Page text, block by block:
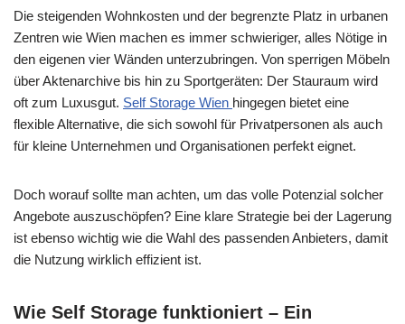
Die steigenden Wohnkosten und der begrenzte Platz in urbanen
Zentren wie Wien machen es immer schwieriger, alles Nötige in
den eigenen vier Wänden unterzubringen. Von sperrigen Möbeln
über Aktenarchive bis hin zu Sportgeräten: Der Stauraum wird
oft zum Luxusgut. Self Storage Wien hingegen bietet eine
flexible Alternative, die sich sowohl für Privatpersonen als auch
für kleine Unternehmen und Organisationen perfekt eignet.
Doch worauf sollte man achten, um das volle Potenzial solcher
Angebote auszuschöpfen? Eine klare Strategie bei der Lagerung
ist ebenso wichtig wie die Wahl des passenden Anbieters, damit
die Nutzung wirklich effizient ist.
Wie Self Storage funktioniert – Ein